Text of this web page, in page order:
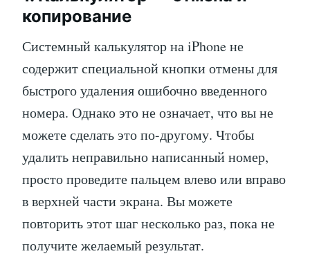
копирование
Системный калькулятор на iPhone не
содержит специальной кнопки отмены для
быстрого удаления ошибочно введенного
номера. Однако это не означает, что вы не
можете сделать это по-другому. Чтобы
удалить неправильно написанный номер,
просто проведите пальцем влево или вправо
в верхней части экрана. Вы можете
повторить этот шаг несколько раз, пока не
получите желаемый результат.